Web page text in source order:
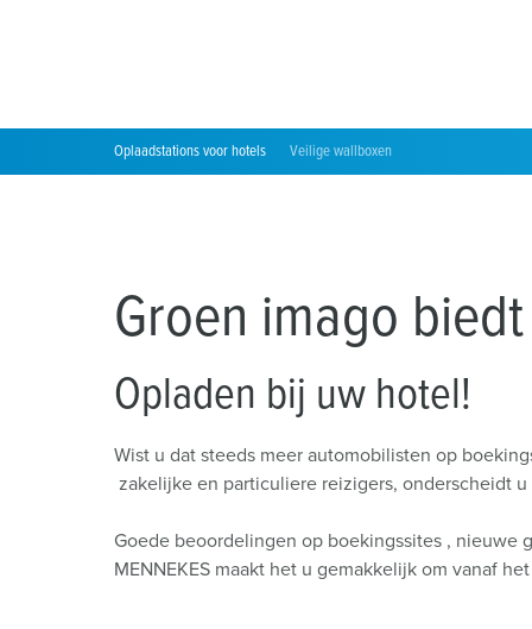
Oplaadstations voor hotels Veilige wallboxen
Groen imago
Opladen bij uw hotel!
Wist u dat steeds meer automobilisten op
zakelijke en particuliere reizigers, onderscheidt
Goede beoordelingen op boekingssites , nieuwe
MENNEKES maakt het u gemakkelijk om vanaf